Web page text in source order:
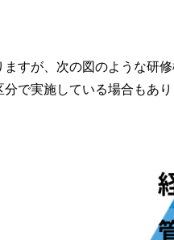
すが、次の図のような研修
で実施している場合もあ